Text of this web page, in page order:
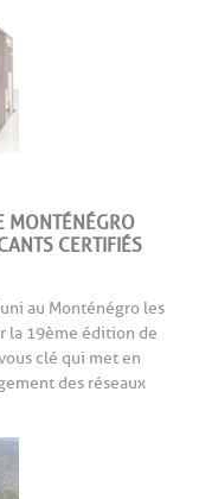
MONTÉNÉGRO
CERTIFIÉS
au Monténégro les
la 19ème édition de
clé qui met en
des réseaux